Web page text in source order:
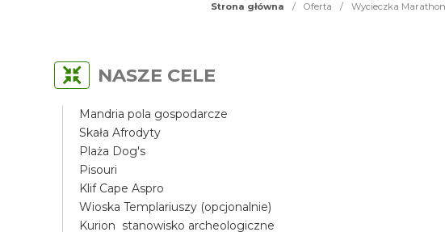
Strona główna / Oferta / Wycieczka
NASZE CELE
Mandria pola gospodarcze
Skała Afrodyty
Plaża Dog's
Pisouri
Klif Cape Aspro
Wioska Templariuszy (opcjonalnie)
Kurion stanowisko archeologiczne